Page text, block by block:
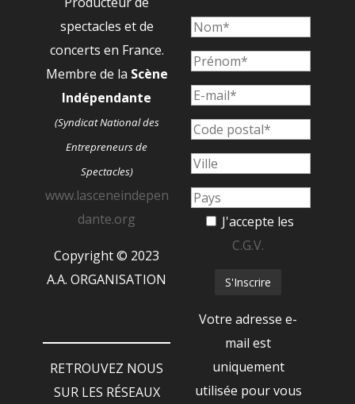
spectacles et de
concerts en France.
Membre de la Scène
Indépendante
(Syndicat National des
Entrepreneurs de
Spectacles)
www.lasceneindepen
dante.org
Copyright © 2023
A.A. ORGANISATION
RETROUVEZ NOUS
SUR LES RÉSEAUX
J'accepte les
C.G.V.
Votre adresse e-
mail est
uniquement
utilisée pour vous